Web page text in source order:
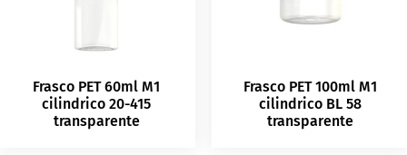
Frasco PET 60ml M1
cilindrico 20-415
transparente
Frasco PET 100ml M1
cilindrico BL 58
transparente